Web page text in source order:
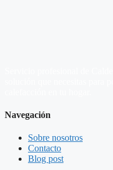
Navegación
Sobre nosotros
Contacto
Blog post